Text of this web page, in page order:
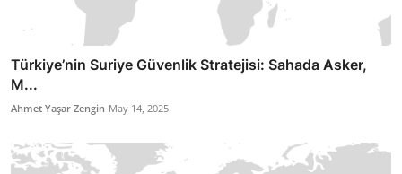
Türkiye’nin Suriye Güvenlik Stratejisi: Sahada Asker,
M...
Ahmet Yaşar Zengin May 14, 2025